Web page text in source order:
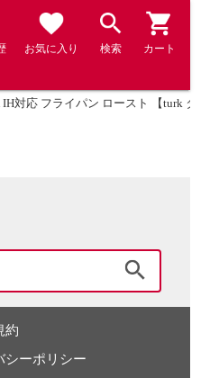
お気に入り 検索 カート
対応 フライパン ロースト 【turk ター
約
シーポリシー